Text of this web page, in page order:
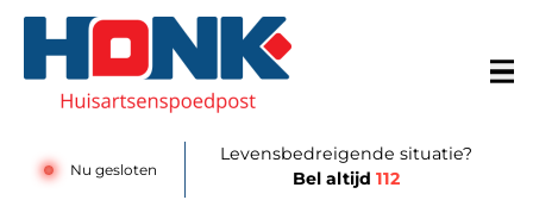
Nu gesloten
Levensbedreigende situatie?
Bel altijd112